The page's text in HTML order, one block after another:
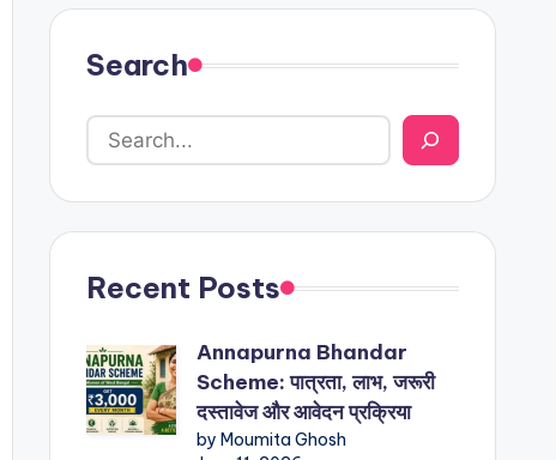
Search
Recent Posts
Annapurna Bhandar
Scheme: पात्रता, लाभ, जरूरी
दस्तावेज और आवेदन प्रक्रिया
by Moumita Ghosh